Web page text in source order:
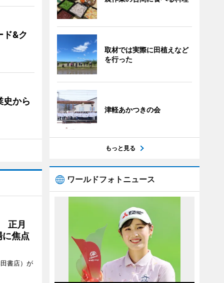
ド&ク
から
正月
焦点
書店）が
取材では実際に田植えなど
を行った
津軽あかつきの会
もっと見る
ワールドフォトニュース